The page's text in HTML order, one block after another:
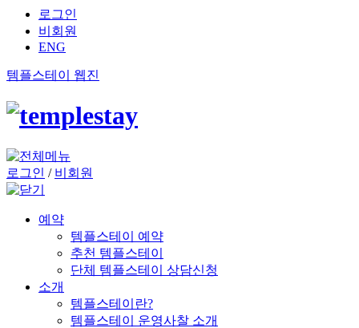
로그인
비회원
ENG
템플스테이 웹진
로그인 / 비회원
예약
템플스테이 예약
추천 템플스테이
단체 템플스테이 상담신청
소개
템플스테이란?
템플스테이 운영사찰 소개